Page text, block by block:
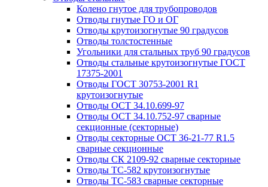
Колено гнутое для трубопроводов
Отводы гнутые ГО и ОГ
Отводы крутоизогнутые 90 градусов
Отводы толстостенные
Угольники для стальных труб 90 градусов
Отводы стальные крутоизогнутые ГОСТ
17375-2001
Отводы ГОСТ 30753-2001 R1
крутоизогнутые
Отводы ОСТ 34.10.699-97
Отводы ОСТ 34.10.752-97 сварные
секционные (секторные)
Отводы секторные ОСТ 36-21-77 R1.5
сварные секционные
Отводы СК 2109-92 сварные секторные
Отводы ТС-582 крутоизогнутые
Отводы ТС-583 сварные секторные